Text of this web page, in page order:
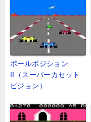
ポールポジション
II（スーパーカセット
ビジョン）